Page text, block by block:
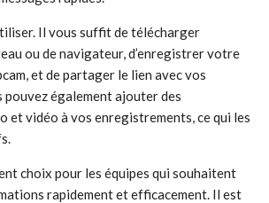
Il vous suffit de télécharger
ou de navigateur, d’enregistrer votre
et de partager le lien avec vos
pouvez également ajouter des
et vidéo à vos enregistrements, ce qui les
choix pour les équipes qui souhaitent
rapidement et efficacement. Il est